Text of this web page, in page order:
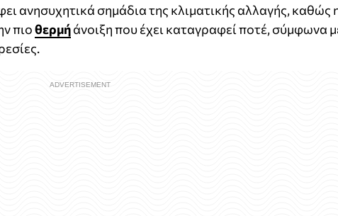
ανησυχητικά σημάδια της κλιματικής αλλαγής, καθώς
πιοθερμήάνοιξη που έχει καταγραφεί ποτέ, σύμφωνα